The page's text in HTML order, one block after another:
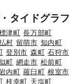
タイドグラフ
津町 長万部町
村 留萌市 知内町
登別市 森町 石狩市
町 網走市 松前町
内町 羅臼町 根室市
枝幸町 天塩町